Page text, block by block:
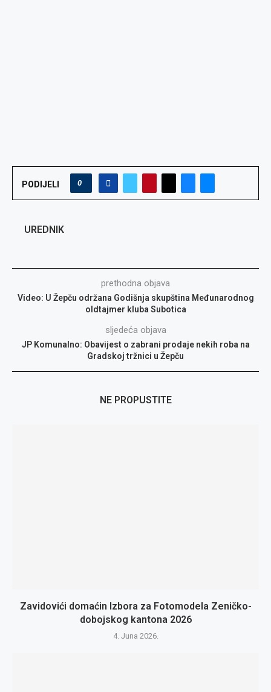
PODIJELI 0
UREDNIK
prethodna objava
Video: U Žepču održana Godišnja skupština Međunarodnog
oldtajmer kluba Subotica
sljedeća objava
JP Komunalno: Obavijest o zabrani prodaje nekih roba na
Gradskoj tržnici u Žepču
NE PROPUSTITE
Zavidovići domaćin Izbora za Fotomodela Zeničko-
dobojskog kantona 2026
4. Juna 2026.